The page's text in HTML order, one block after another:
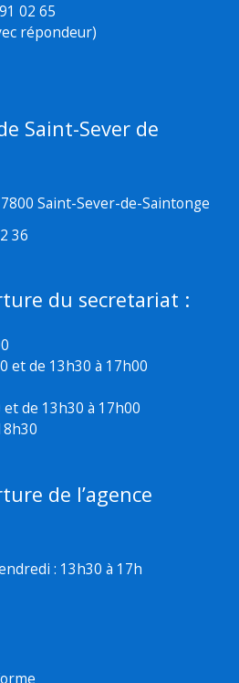
02 65
répondeur)
Saint-Sever de
Saint-Sever-de-Saintonge
36
du secretariat :
et de 13h30 à 17h00
et de 13h30 à 17h00
de l’agence
: 13h30 à 17h